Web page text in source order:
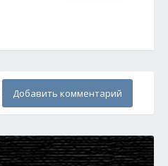
Добавить комментарий